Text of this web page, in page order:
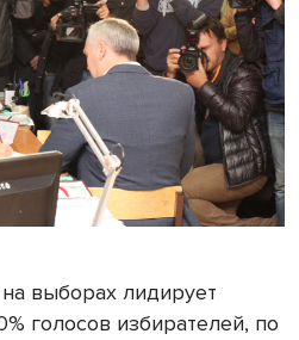
выборах лидирует
голосов избирателей, по